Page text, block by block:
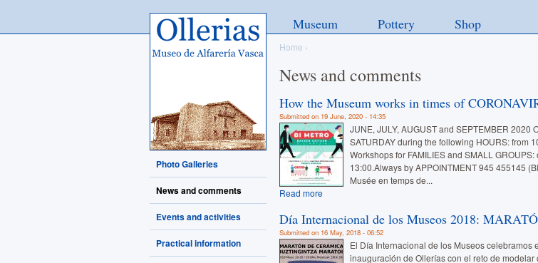
Ollerias - Museo de Alfarería
Vasca
Home ›
News and comments
How the Museum works in times of
Submitted on 19 June, 2020 - 14:35
JUNE, JULY, AUGUST and SEPTEMBER 2020
SATURDAY during the following HOURS: from
Workshops for FAMILIES and SMALL
13:00.Always by APPOINTMENT 945 455145
Musée en temps de...
Read more
Día Internacional de los Museos 2018:
Submitted on 16 May, 2018 - 06:52
El Día Internacional de los Museos celebramos
inauguración de Ollerías con el reto de
Museum Pottery Shop
Photo Galleries
News and comments
Events and activities
Practical information